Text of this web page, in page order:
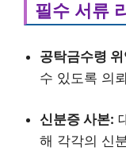
필수 서류
공탁금수령
수 있도록 의
신분증 사본:
해 각각의 신